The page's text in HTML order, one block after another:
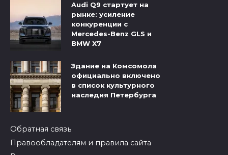
Audi Q9 стартует на
рынке: усиление
конкуренции с
Mercedes-Benz GLS и
BMW X7
Здание на Комсомола
официально включено
в список культурного
наследия Петербурга
Обратная связь
Правообладателям и правила сайта